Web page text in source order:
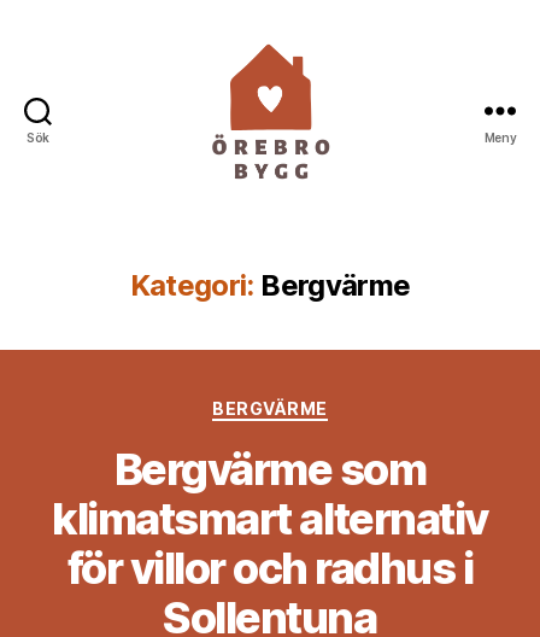
Sök Meny
Kategori: Bergvärme
Kategorier
BERGVÄRME
Bergvärme som
klimatsmart alternativ
för villor och radhus i
Sollentuna